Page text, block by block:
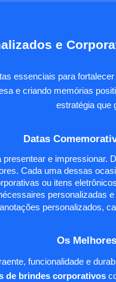
e
essenciais para
e criando memórias
estratégia que
Datas
presentear e impressionar.
Cada uma dessas
ou itens
personalizadas
personalizados,
Os
funcionalidade e
de brindes corporativos